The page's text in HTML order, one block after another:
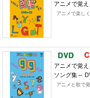
アニメで覚
アニメで楽し
アニメで覚
ソング集～
アニメと歌で